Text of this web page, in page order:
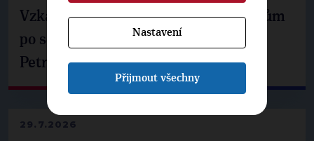
Vzkaz Matěje Ondřeje Havla příznivcům
po setkání s prezidentem republiky
Petrem Pavlem
29.7.2026
Nastavení
Přijmout všechny